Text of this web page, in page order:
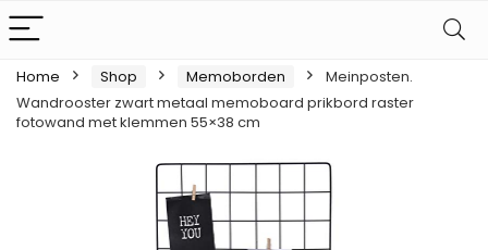
Home Shop Memoborden
Meinposten.
Wandrooster zwart metaal memoboard prikbord raster
fotowand met klemmen 55×38 cm